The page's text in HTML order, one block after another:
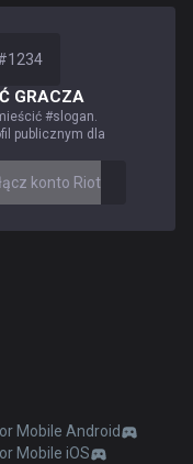
1234
GRACZA
#slogan.
publicznym dla
konto Riot
Mobile Android
Mobile iOS